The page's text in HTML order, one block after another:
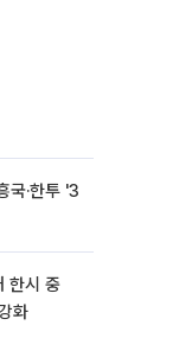
국·한투 '3
한시 중
화